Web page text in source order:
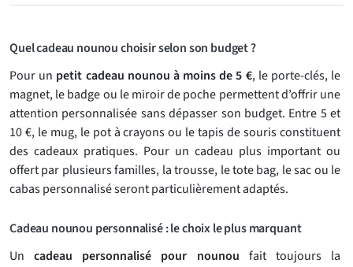
Quel cadeau nounou choisir selon son budget ?
Pour un petit cadeau nounou à moins de 5 €, le porte-clés, le
magnet, le badge ou le miroir de poche permettent d’offrir une
attention personnalisée sans dépasser son budget. Entre 5 et
10 €, le mug, le pot à crayons ou le tapis de souris constituent
des cadeaux pratiques. Pour un cadeau plus important ou
offert par plusieurs familles, la trousse, le tote bag, le sac ou le
cabas personnalisé seront particulièrement adaptés.
Cadeau nounou personnalisé : le choix le plus marquant
Uncadeau personnalisé pour nounou fait toujours la